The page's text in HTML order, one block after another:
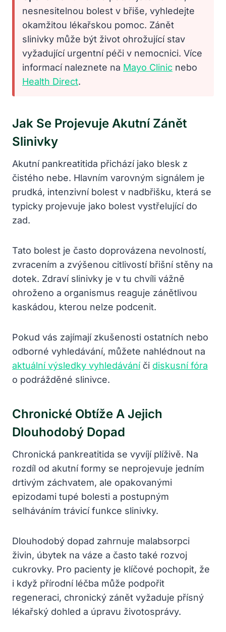
nesnesitelnou bolest v břiše, vyhledejte
okamžitou lékařskou pomoc. Zánět
slinivky může být život ohrožující stav
vyžadující urgentní péči v nemocnici. Více
informací naleznete na Mayo Clinic nebo
Health Direct.
Jak Se Projevuje Akutní Zánět
Slinivky
Akutní pankreatitida přichází jako blesk z
čistého nebe. Hlavním varovným signálem je
prudká, intenzivní bolest v nadbřišku, která se
typicky projevuje jako bolest vystřelující do
zad.
Tato bolest je často doprovázena nevolností,
zvracením a zvýšenou citlivostí břišní stěny na
dotek. Zdraví slinivky je v tu chvíli vážně
ohroženo a organismus reaguje zánětlivou
kaskádou, kterou nelze podcenit.
Pokud vás zajímají zkušenosti ostatních nebo
odborné vyhledávání, můžete nahlédnout na
aktuální výsledky vyhledáváníči diskusní fóra
o podrážděné slinivce.
Chronické Obtíže A Jejich
Dlouhodobý Dopad
Chronická pankreatitida se vyvíjí plíživě. Na
rozdíl od akutní formy se neprojevuje jedním
drtivým záchvatem, ale opakovanými
epizodami tupé bolesti a postupným
selháváním trávicí funkce slinivky.
Dlouhodobý dopad zahrnuje malabsorpci
živin, úbytek na váze a často také rozvoj
cukrovky. Pro pacienty je klíčové pochopit, že
i když přírodní léčba může podpořit
regeneraci, chronický zánět vyžaduje přísný
lékařský dohled a úpravu životosprávy.